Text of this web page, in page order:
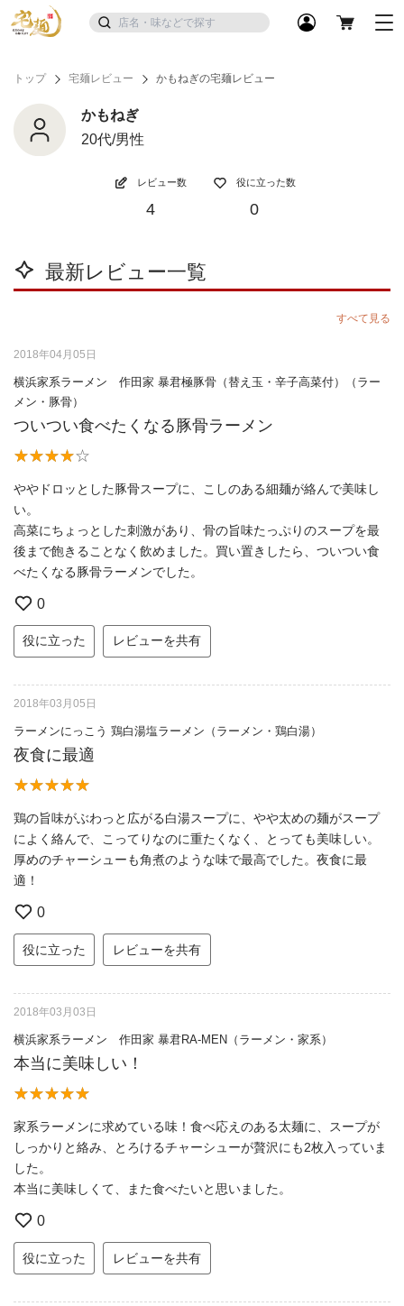
トップ 宅麺レビュー かもねぎの宅麺レビュー
かもねぎ
20代/男性
レビュー数
4
役に立った数
0
最新レビュー一覧
すべて見る
2018年04月05日
横浜家系ラーメン 作田家 暴君極豚骨（替え玉・辛子高菜付）（ラー
メン・豚骨）
ついつい食べたくなる豚骨ラーメン
ややドロッとした豚骨スープに、こしのある細麺が絡んで美味し
い。
高菜にちょっとした刺激があり、骨の旨味たっぷりのスープを最
後まで飽きることなく飲めました。買い置きしたら、ついつい食
べたくなる豚骨ラーメンでした。
0
役に立った レビューを共有
2018年03月05日
ラーメンにっこう 鶏白湯塩ラーメン（ラーメン・鶏白湯）
夜食に最適
鶏の旨味がぶわっと広がる白湯スープに、やや太めの麺がスープ
によく絡んで、こってりなのに重たくなく、とっても美味しい。
厚めのチャーシューも角煮のような味で最高でした。夜食に最
適！
0
役に立った レビューを共有
2018年03月03日
横浜家系ラーメン 作田家 暴君RA-MEN（ラーメン・家系）
本当に美味しい！
家系ラーメンに求めている味！食べ応えのある太麺に、スープが
しっかりと絡み、とろけるチャーシューが贅沢にも2枚入っていま
した。
本当に美味しくて、また食べたいと思いました。
0
役に立った レビューを共有